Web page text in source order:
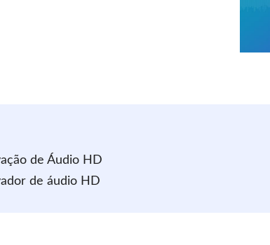
de Áudio HD
de áudio HD